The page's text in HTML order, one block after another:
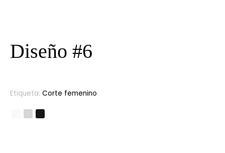
Diseño #6
Etiqueta: Corte femenino